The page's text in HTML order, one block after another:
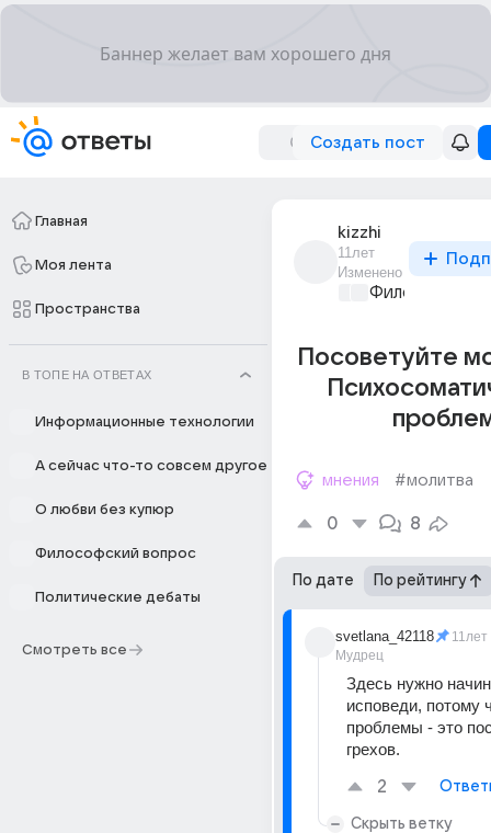
Создать пост
Главная
Моя лента
Пространства
В ТОПЕ НА ОТВЕТАХ
Информационные технологии
А сейчас что-то совсем другое
О любви без купюр
Философский вопрос
Политические дебаты
Смотреть все
kizzhi
11лет
Изменено
Философский
Посоветуйте
мнения #молитва
0 8
По дате По рейтингу
svetlana_42118
Мудрец
11лет
Здесь нужно
исповеди, потому
проблемы - это
грехов.
2
Скрыть ветку